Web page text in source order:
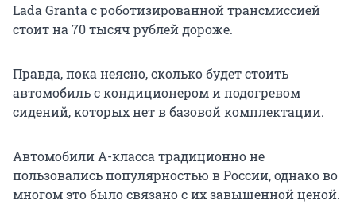
Lada Granta с роботизированной трансмиссией
стоит на 70 тысяч рублей дороже.
Правда, пока неясно, сколько будет стоить
автомобиль с кондиционером и подогревом
сидений, которых нет в базовой комплектации.
Автомобили А-класса традиционно не
пользовались популярностью в России, однако во
многом это было связано с их завышенной ценой.